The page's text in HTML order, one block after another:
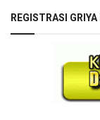
REGISTRASI GRIYA